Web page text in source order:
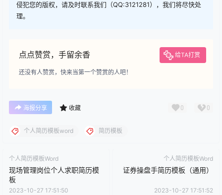
侵犯您的版权，请及时联系我们（QQ:3121281），我们将尽快处
理。
点点赞赏，手留余香 给TA打赏
还没有人赞赏，快来当第一个赞赏的人吧！
海报分享 收藏 0 0
个人简历模板word 简历模板
个人简历模板Word
现场管理岗位个人求职简历模
板
2023-10-27 17:51:50
个人简历模板Word
证券操盘手简历模板（通用）
2023-10-27 17:51:52